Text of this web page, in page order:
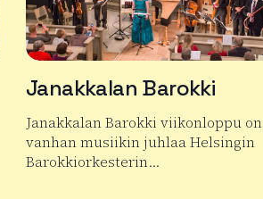
Janakkalan Barokki
Janakkalan Barokki viikonloppu on
vanhan musiikin juhlaa Helsingin
Barokkiorkesterin…